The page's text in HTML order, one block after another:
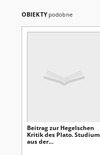
OBIEKTY podobne
Beitrag zur Hegelschen
Kritik des Plato. Studium
aus der